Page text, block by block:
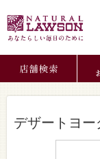
デザートヨ